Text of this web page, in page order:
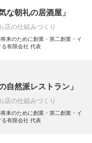
朝礼の居酒屋」
店の仕組みづくり
来のために創業・第二創業・イ
る有限会社 代表
然派レストラン」
店の仕組みづくり
来のために創業・第二創業・イ
る有限会社 代表